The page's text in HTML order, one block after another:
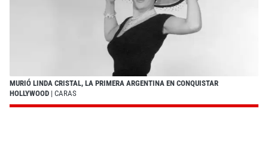
MURIÓ LINDA CRISTAL, LA PRIMERA ARGENTINA EN CONQUISTAR
HOLLYWOOD | CARAS